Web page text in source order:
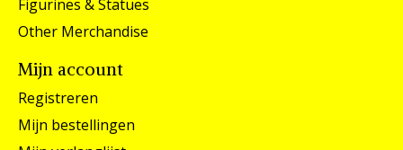
Figurines & Statues
Other Merchandise
Mijn account
Registreren
Mijn bestellingen